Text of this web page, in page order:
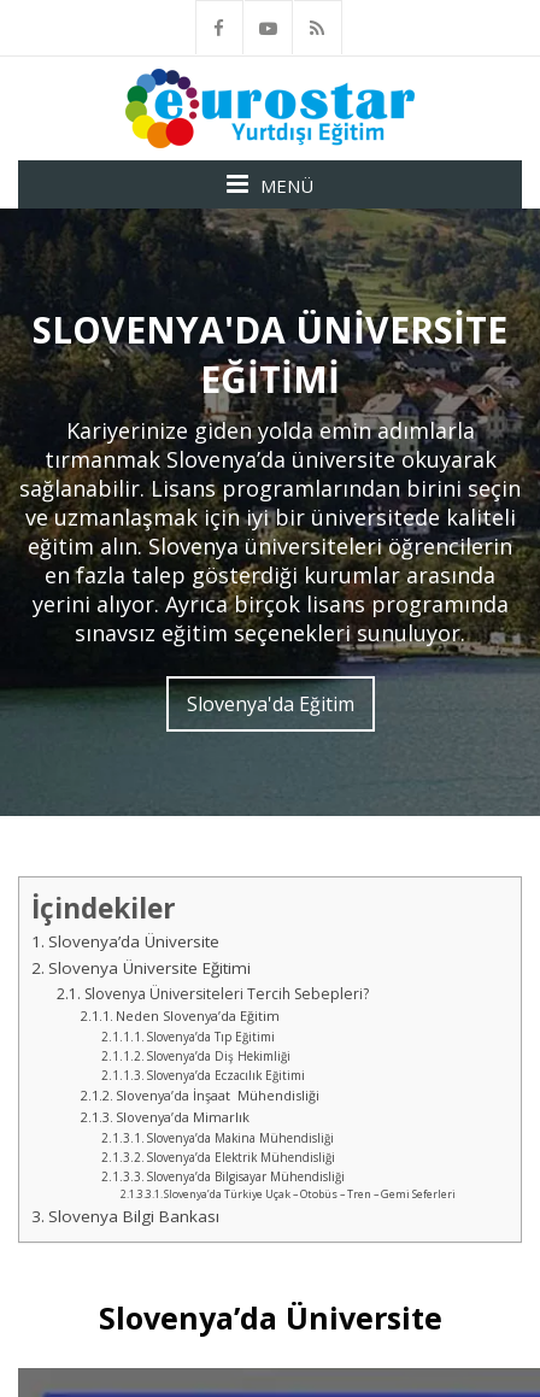
MENÜ
SLOVENYA'DA ÜNIVERSITE
EĞITIMI
Kariyerinize giden yolda emin adımlarla
tırmanmak Slovenya’da üniversite okuyarak
sağlanabilir. Lisans programlarından birini seçin
ve uzmanlaşmak için iyi bir üniversitede kaliteli
eğitim alın. Slovenya üniversiteleri öğrencilerin
en fazla talep gösterdiği kurumlar arasında
yerini alıyor. Ayrıca birçok lisans programında
sınavsız eğitim seçenekleri sunuluyor.
Slovenya'da Eğitim
İçindekiler
Slovenya’da Üniversite
Slovenya Üniversite Eğitimi
Slovenya Üniversiteleri Tercih Sebepleri?
Neden Slovenya’da Eğitim
Slovenya’da Tıp Eğitimi
Slovenya’da Diş Hekimliği
Slovenya’da Eczacılık Eğitimi
Slovenya’da İnşaat Mühendisliği
Slovenya’da Mimarlık
Slovenya’da Makina Mühendisliği
Slovenya’da Elektrik Mühendisliği
Slovenya’da Bilgisayar Mühendisliği
Slovenya’da Türkiye Uçak – Otobüs – Tren – Gemi Seferleri
Slovenya Bilgi Bankası
Slovenya’da Üniversite